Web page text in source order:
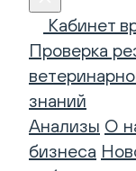
Кабинет
Проверка
знаний
Анализы О
бизнеса